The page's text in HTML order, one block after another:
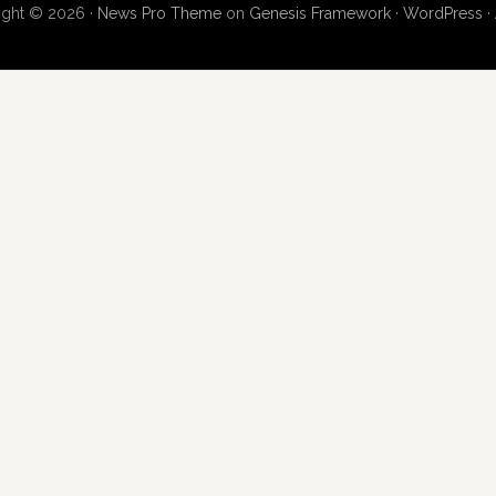
© 2026 · News Pro Themeon Genesis Framework· WordPress ·